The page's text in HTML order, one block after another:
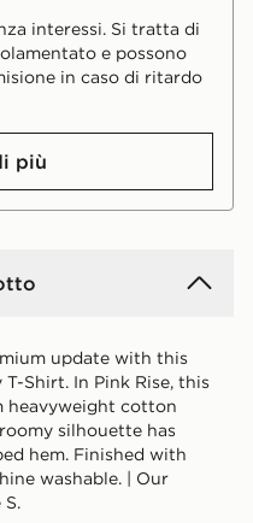
interessi. Si tratta di
e possono
in caso di ritardo
più
update with this
Shirt. In Pink Rise, this
heavyweight cotton
silhouette has
hem. Finished with
washable. | Our